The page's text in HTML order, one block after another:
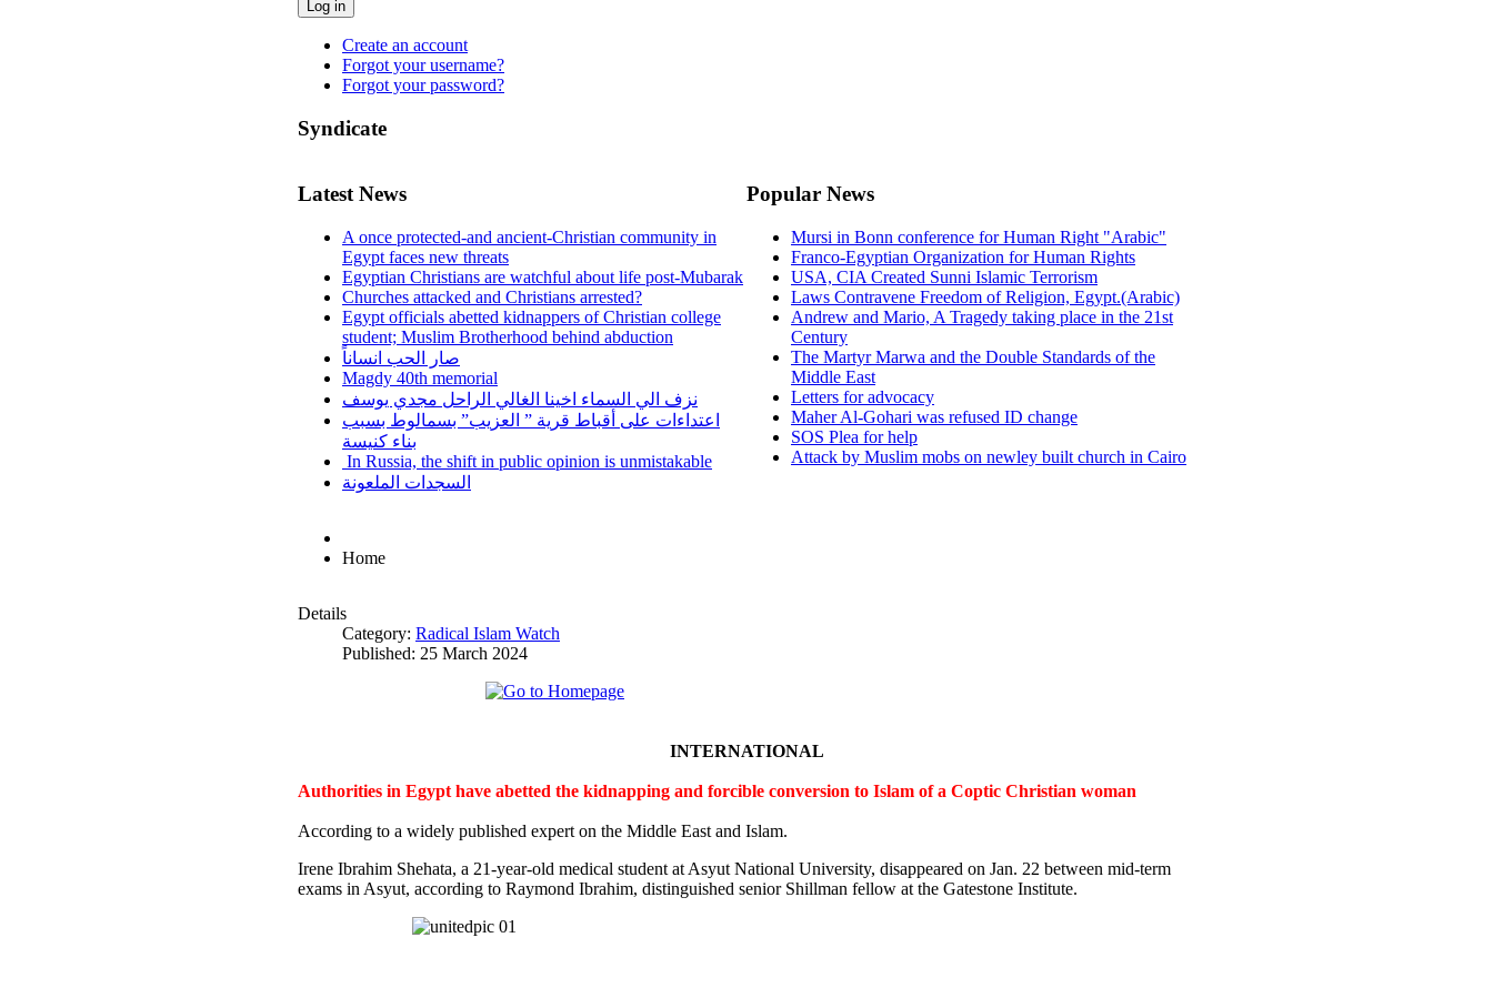
Log in
Create an account
Forgot your username?
Forgot your password?
Syndicate
Latest News
A once protected-and ancient-Christian community in
Egypt faces new threats
Egyptian Christians are watchful about life post-Mubarak
Churches attacked and Christians arrested?
Egypt officials abetted kidnappers of Christian college
student; Muslim Brotherhood behind abduction
صار الحب انساناً
Magdy 40th memorial
نزف الي السماء اخينا الغالي الراحل مجدي يوسف
اعتداءات على أقباط قرية ” العزيب” بسمالوط بسبب
بناء كنيسة
In Russia, the shift in public opinion is unmistakable
السجدات الملعونة
Popular News
Mursi in Bonn conference for Human Right "Arabic"
Franco-Egyptian Organization for Human Rights
USA, CIA Created Sunni Islamic Terrorism
Laws Contravene Freedom of Religion, Egypt.(Arabic)
Andrew and Mario, A Tragedy taking place in the 21st
Century
The Martyr Marwa and the Double Standards of the
Middle East
Letters for advocacy
Maher Al-Gohari was refused ID change
SOS Plea for help
Attack by Muslim mobs on newley built church in Cairo
Home
Details
Category: Radical Islam Watch
Published: 25 March 2024
INTERNATIONAL
Authorities in Egypt have abetted the kidnapping and forcible conversion to Islam of a Coptic Christian woman
According to a widely published expert on the Middle East and Islam.
Irene Ibrahim Shehata, a 21-year-old medical student at Asyut National University, disappeared on Jan. 22 between mid-term
exams in Asyut, according to Raymond Ibrahim, distinguished senior Shillman fellow at the Gatestone Institute.